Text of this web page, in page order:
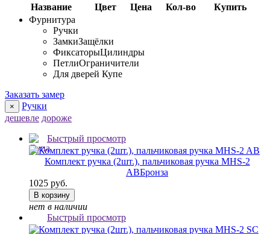
Название
Цвет Цена Кол-во
Купить
Фурнитура
Ручки
ЗамкиЗащёлки
ФиксаторыЦилиндры
ПетлиОграничители
Для дверей Купе
Заказать замер
×
Ручки
дешевле дороже
Быстрый просмотр
Комплект ручка (2шт.), пальчиковая ручка MHS-2
ABБронза
1025 руб.
В корзину
нет в наличии
Быстрый просмотр